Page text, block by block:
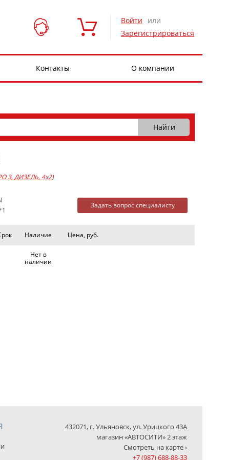
Войти
или
Зарегистрироваться
Контакты О компании
3, ДИЗЕЛЬ, 4x2)
Задать вопрос специалисту
Наличие Цена, руб.
Нет в
наличии
432071, г. Ульяновск, ул. Урицкого 43А
магазин «АВТОСИТИ» 2 этаж
Смотреть на карте ›
+7 (987) 688-88-33